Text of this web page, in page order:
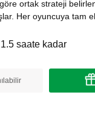
ortak strateji
Her oyuncuya tam
1.5 saate kadar